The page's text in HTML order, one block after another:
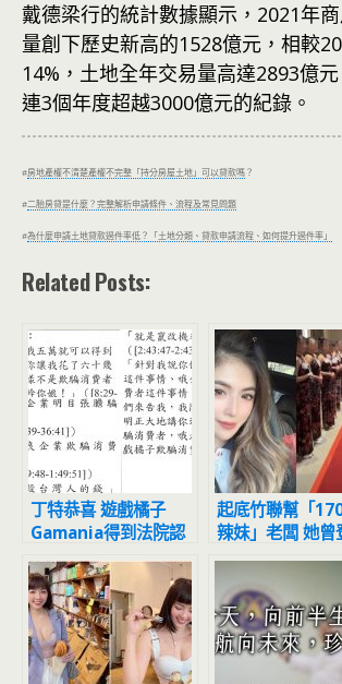
戴德梁行的統計數據顯示，2021年
量創下歷史新高的1528億元，相較
14%，土地全年交易量高達2893億
連3個年度超越3000億元的紀錄。
#房地產權不清楚產權不完整「持分房屋土地」可以貸款嗎？
#二胎房貸是什麼？完整解析申請條件、流程及常見問題
#為什麼申請土地貸款過件率低？「土地分類、貸款申請流程、如何提升過件率」
Related Posts:
丁特恭喜 遊戲橘子
Gamania得到法院認
證
起底竹聯幫「
辣妹」老闆 她曾
BBC、辦馬英九